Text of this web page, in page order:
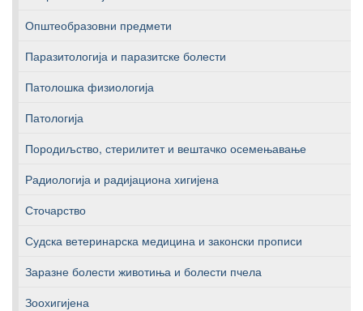
Општеобразовни предмети
Паразитологија и паразитске болести
Патолошка физиологија
Патологија
Породиљство, стерилитет и вештачко осемењавање
Радиологија и радијациона хигијена
Сточарство
Судска ветеринарска медицина и законски прописи
Заразне болести животиња и болести пчела
Зоохигијена